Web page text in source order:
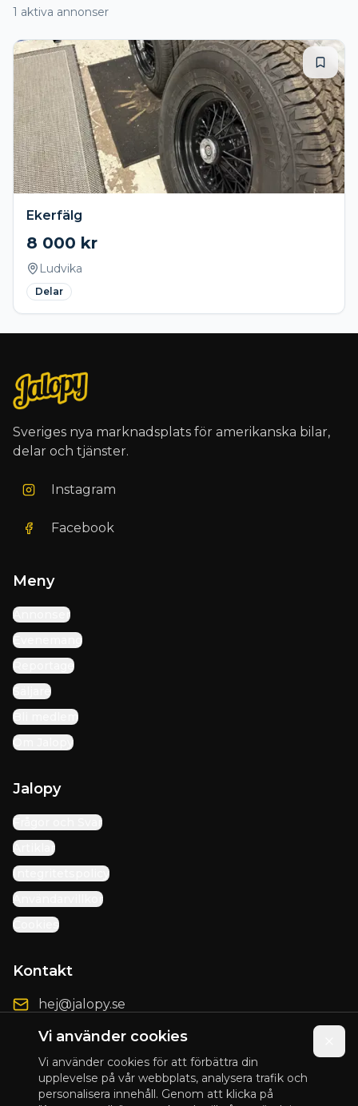
Vi använder cookies
Vi använder cookies för att förbättra din
upplevelse på vår webbplats, analysera trafik och
personalisera innehåll. Genom att klicka på
1 aktiva annonser
Ekerfälg
8 000 kr
Ludvika
Delar
Sveriges nya marknadsplats för amerikanska bilar,
delar och tjänster.
Instagram
Facebook
Meny
Annonser
Evenemang
Reportage
Säljare
Bli medlem
Om Jalopy
Jalopy
Frågor och Svar
Artiklar
Integritetspolicy
Användarvillkor
Cookies
Kontakt
hej@jalopy.se
Förbättringsförslag